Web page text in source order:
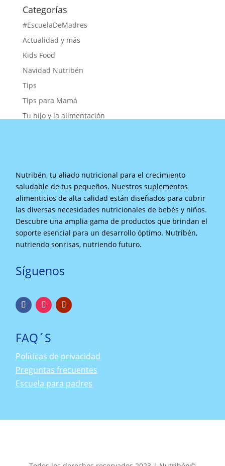
Categorías
#EscuelaDeMadres
Actualidad y más
Kids Food
Navidad Nutribén
Tips
Tips para Mamá
Tu hijo y la alimentación
Nutribén, tu aliado nutricional para el crecimiento
saludable de tus pequeños. Nuestros suplementos
alimenticios de alta calidad están diseñados para cubrir
las diversas necesidades nutricionales de bebés y niños.
Descubre una amplia gama de productos que brindan el
soporte esencial para un desarrollo óptimo. Nutribén,
nutriendo sonrisas, nutriendo futuro.
Síguenos
FAQ´S
Políticas de privacidad
Preguntas frecuentes
Escuela para padres